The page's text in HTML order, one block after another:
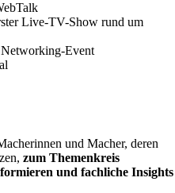
Live-TV-Show rund um
Event
und Macher, deren
zum Themenkreis
und fachliche Insights